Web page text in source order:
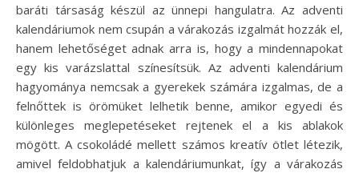
baráti társaság készül az ünnepi hangulatra. Az adventi
kalendáriumok nem csupán a várakozás izgalmát hozzák el,
hanem lehetőséget adnak arra is, hogy a mindennapokat
egy kis varázslattal színesítsük. Az adventi kalendárium
hagyománya nemcsak a gyerekek számára izgalmas, de a
felnőttek is örömüket lelhetik benne, amikor egyedi és
különleges meglepetéseket rejtenek el a kis ablakok
mögött. A csokoládé mellett számos kreatív ötlet létezik,
amivel feldobhatjuk a kalendáriumunkat, így a várakozás